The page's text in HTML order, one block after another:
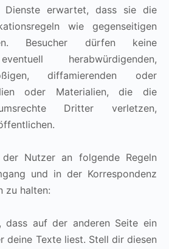
Dienste erwartet, dass sie die
wie gegenseitigen
Besucher dürfen keine
herabwürdigenden,
diffamierenden oder
oder Materialien, die die
Dritter verletzen,
Nutzer an folgende Regeln
und in der Korrespondenz
zu halten:
dass auf der anderen Seite ein
deine Texte liest. Stell dir diesen